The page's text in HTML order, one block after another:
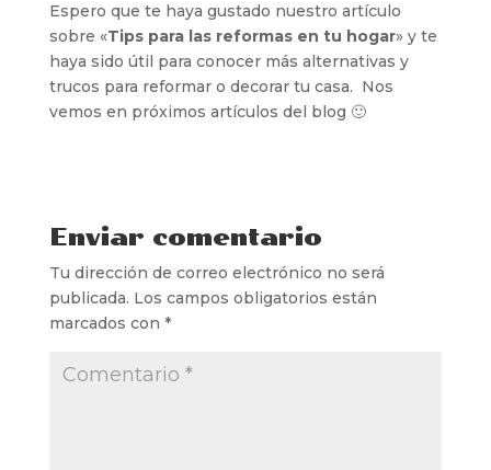
Espero que te haya gustado nuestro artículo
sobre «Tips para las reformas en tu hogar» y te
haya sido útil para conocer más alternativas y
trucos para reformar o decorar tu casa. Nos
vemos en próximos artículos del blog 🙂
Enviar comentario
Tu dirección de correo electrónico no será
publicada. Los campos obligatorios están
marcados con *